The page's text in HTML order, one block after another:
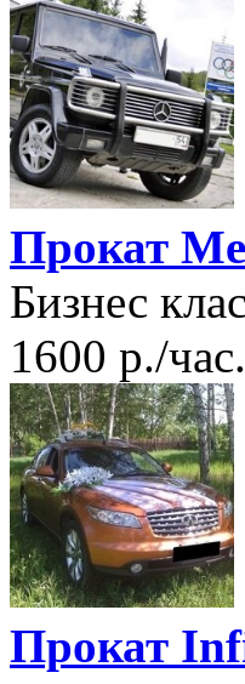
Прокат
Бизнес
1600 р./час.
Прокат